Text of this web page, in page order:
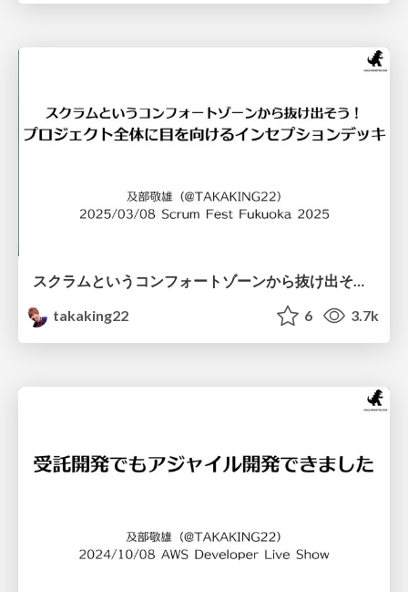
スクラムというコンフォートゾーンから抜け出そう！プロジェクト全体に目を向けるインセプションデッキ / Inception Deck for seeing the whole project
takaking22
6 3.7k